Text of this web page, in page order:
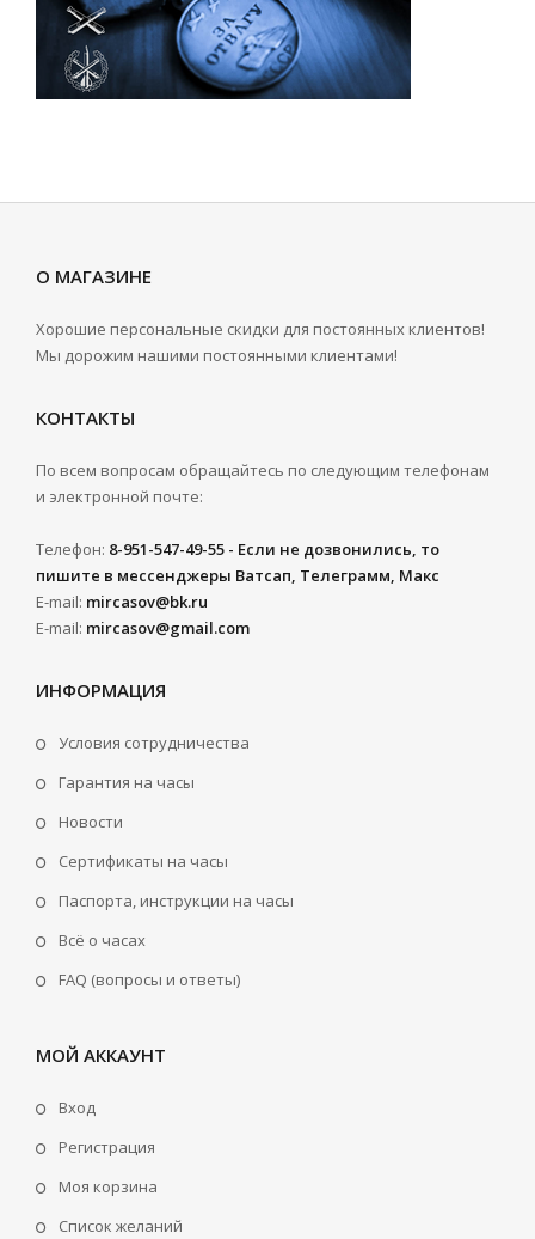
О МАГАЗИНЕ
Хорошие персональные скидки для постоянных клиентов!
Мы дорожим нашими постоянными клиентами!
КОНТАКТЫ
По всем вопросам обращайтесь по следующим телефонам
и электронной почте:
Телефон: 8-951-547-49-55 - Если не дозвонились, то
пишите в мессенджеры Ватсап, Телеграмм, Макс
E-mail: mircasov@bk.ru
E-mail: mircasov@gmail.com
ИНФОРМАЦИЯ
Условия сотрудничества
Гарантия на часы
Новости
Сертификаты на часы
Паспорта, инструкции на часы
Всё о часах
FAQ (вопросы и ответы)
МОЙ АККАУНТ
Вход
Регистрация
Моя корзина
Cписок желаний